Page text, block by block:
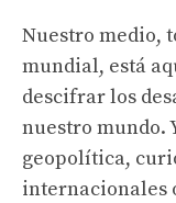
Nuestro medio,
mundial, está
descifrar los
nuestro mundo.
geopolítica,
internacionales